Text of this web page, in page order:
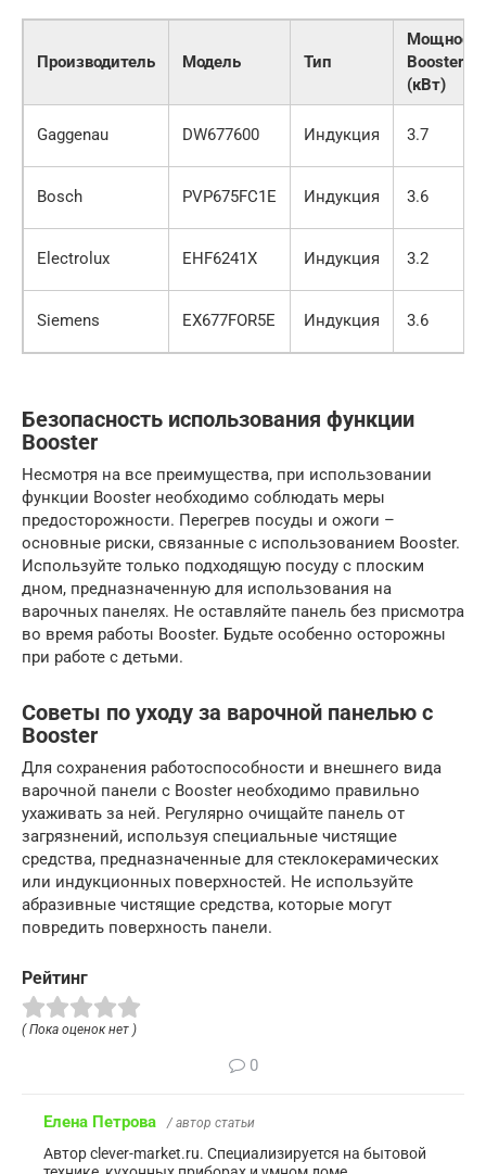
Производитель Модель Тип
Booster
(кВт)
Gaggenau DW677600 Индукция 3.7
Bosch PVP675FC1E Индукция 3.6
Electrolux EHF6241X Индукция 3.2
Siemens EX677FOR5E Индукция 3.6
Безопасность использования функции
Booster
Несмотря на все преимущества, при использовании
функции Booster необходимо соблюдать меры
предосторожности. Перегрев посуды и ожоги –
основные риски, связанные с использованием Booster.
Используйте только подходящую посуду с плоским
дном, предназначенную для использования на
варочных панелях. Не оставляйте панель без присмотра
во время работы Booster. Будьте особенно осторожны
при работе с детьми.
Советы по уходу за варочной панелью с
Booster
Для сохранения работоспособности и внешнего вида
варочной панели с Booster необходимо правильно
ухаживать за ней. Регулярно очищайте панель от
загрязнений, используя специальные чистящие
средства, предназначенные для стеклокерамических
или индукционных поверхностей. Не используйте
абразивные чистящие средства, которые могут
повредить поверхность панели.
Рейтинг
( Пока оценок нет )
0
Елена Петрова / автор статьи
Автор clever-market.ru. Специализируется на бытовой